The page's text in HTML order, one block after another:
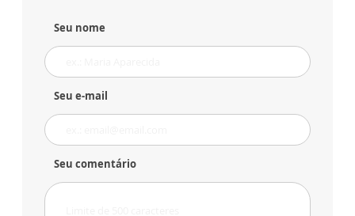
Seu nome
Seu e-mail
Seu comentário